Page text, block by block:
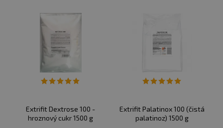
Extrifit Dextrose 100 -
hroznový cukr 1500 g
Extrifit Palatinox 100 (čistá
palatinoz) 1500 g